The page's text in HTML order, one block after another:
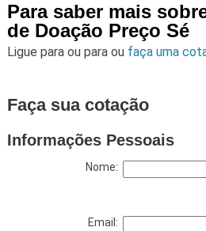
Para saber mais
de Doação Preço Sé
Ligue para ou para ou faça uma
Faça sua cotação
Informações Pessoais
Nome:
Email: